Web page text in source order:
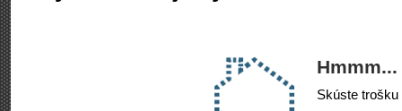
Skúste